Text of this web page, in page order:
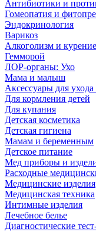
Антибиотики и
Гомеопатия и
Эндокринология
Варикоз
Алкоголизм и курение
Гемморой
ЛОР-органы: Ухо
Мама и малыш
Аксессуары для ухода
Для кормления детей
Для купания
Детская косметика
Детская гигиена
Мамам и беременным
Детское питание
Мед приборы и
Расходные
Медицинские изделия
Медицинская техника
Интимные изделия
Лечебное белье
Диагностические